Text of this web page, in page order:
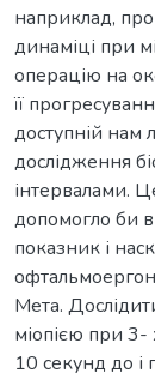
наприклад,
динаміці при
операцію на
її
доступній нам
дослідження
інтервалами.
допомогло би
показник і
Мета.
міопією при
10 секунд до і